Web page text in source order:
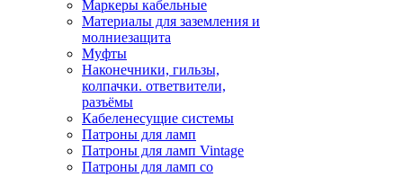
Маркеры кабельные
Материалы для заземления и
молниезащита
Муфты
Наконечники, гильзы,
колпачки. ответвители,
разъёмы
Кабеленесущие системы
Патроны для ламп
Патроны для ламп Vintage
Патроны для ламп со